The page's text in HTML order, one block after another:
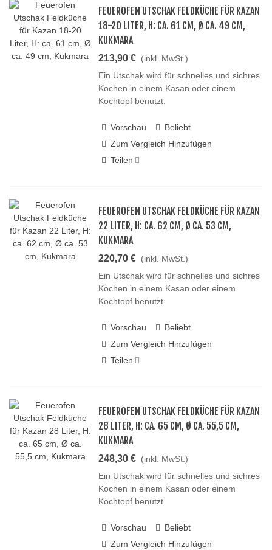
FEUEROFEN UTSCHAK FELDKÜCHE FÜR KAZAN
18-20 LITER, H: CA. 61 CM, Ø CA. 49 CM,
KUKMARA
213,90 € (inkl. MwSt.)
Ein Utschak wird für schnelles und sichres
Kochen in einem Kasan oder einem
Kochtopf benutzt.
Vorschau
Beliebt
Zum Vergleich Hinzufügen
Teilen
FEUEROFEN UTSCHAK FELDKÜCHE FÜR KAZAN
22 LITER, H: CA. 62 CM, Ø CA. 53 CM,
KUKMARA
220,70 € (inkl. MwSt.)
Ein Utschak wird für schnelles und sichres
Kochen in einem Kasan oder einem
Kochtopf benutzt.
Vorschau
Beliebt
Zum Vergleich Hinzufügen
Teilen
FEUEROFEN UTSCHAK FELDKÜCHE FÜR KAZAN
28 LITER, H: CA. 65 CM, Ø CA. 55,5 CM,
KUKMARA
248,30 € (inkl. MwSt.)
Ein Utschak wird für schnelles und sichres
Kochen in einem Kasan oder einem
Kochtopf benutzt.
Vorschau
Beliebt
Zum Vergleich Hinzufügen